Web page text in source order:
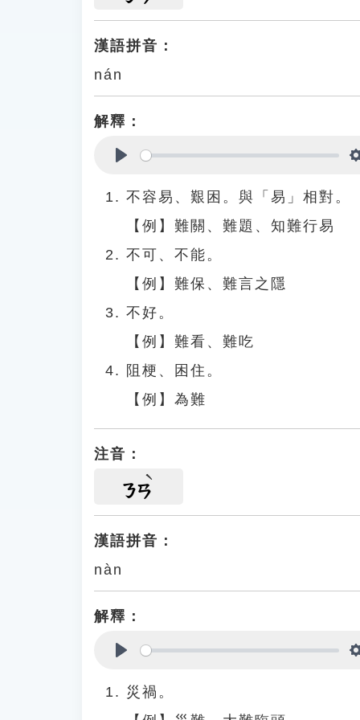
漢語拼音：
nán
解釋：
不容易、艱困。與「易」相對。
【例】難關、難題、知難行易
不可、不能。
【例】難保、難言之隱
不好。
【例】難看、難吃
阻梗、困住。
【例】為難
注音：
ㄋㄢ
漢語拼音：
nàn
解釋：
災禍。